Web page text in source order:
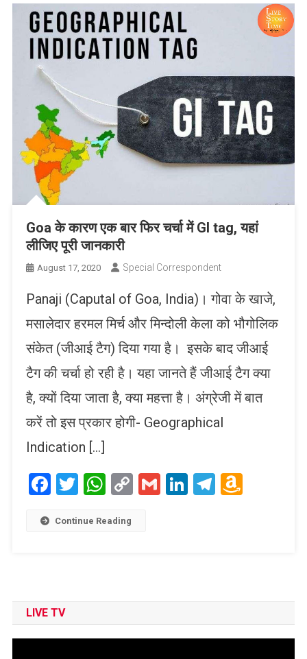
Goa के कारण एक बार फिर चर्चा में GI tag, यहां
लीजिए पूरी जानकारी
August 17, 2020 Special Correspondent
Panaji (Caputal of Goa, India)। गोवा के खाजे,
मसालेदार हरमल मिर्च और मिन्दोली केला को भौगोलिक
संकेत (जीआई टैग) दिया गया है। इसके बाद जीआई
टैग की चर्चा हो रही है। यहा जानते हैं जीआई टैग क्या
है, क्यों दिया जाता है, क्या महत्ता है। अंग्रेजी में बात
करें तो इस प्रकार होगी- Geographical
Indication […]
Facebook
TwitterWhatsApp
CopyGmailLinkedIn
Telegram
Continue Reading
LIVE TV